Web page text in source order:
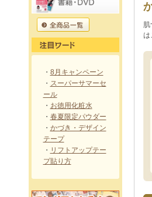
・ 8月キャンペーン
・ スーパーサマーセ
ール
・ お徳用化粧水
・ 春夏限定パウダー
・ かづき・デザイン
テープ
・ リフトアップテー
プ貼り方
は